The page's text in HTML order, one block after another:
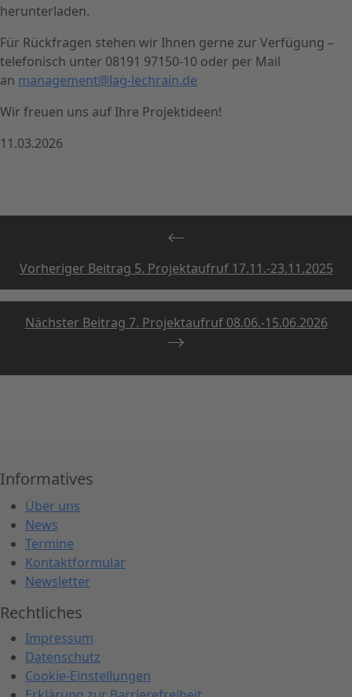
herunterladen.
Für Rückfragen stehen wir Ihnen gerne zur Verfügung –
telefonisch unter 08191 97150-10 oder per Mail
an management@lag-lechrain.de
Wir freuen uns auf Ihre Projektideen!
11.03.2026
Vorheriger Beitrag 5. Projektaufruf 17.11.-23.11.2025
Nächster Beitrag 7. Projektaufruf 08.06.-15.06.2026
Informatives
Über uns
News
Termine
Kontaktformular
Newsletter
Rechtliches
Impressum
Datenschutz
Cookie-Einstellungen